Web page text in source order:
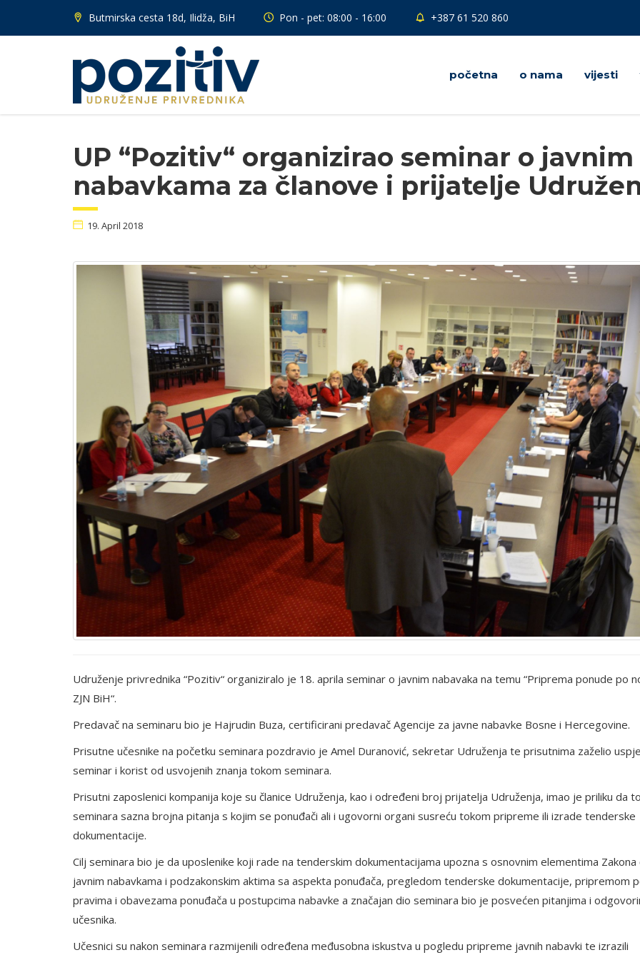
Butmirska cesta 18d, Ilidža, BiH Pon - pet: 08:00 - 16:00 +387 61 520 860
početna o nama vijesti
UP “Pozitiv“ organizirao seminar o javnim
nabavkama za članove i prijatelje
19. April 2018
Udruženje privrednika “Pozitiv“ organiziralo je 18. aprila seminar o javnim nabavaka na temu “Priprema ponude po
ZJN BiH“.
Predavač na seminaru bio je Hajrudin Buza, certificirani predavač Agencije za javne nabavke Bosne i Hercegovine.
Prisutne učesnike na početku seminara pozdravio je Amel Duranović, sekretar Udruženja te prisutnima zaželio
seminar i korist od usvojenih znanja tokom seminara.
Prisutni zaposlenici kompanija koje su članice Udruženja, kao i određeni broj prijatelja Udruženja, imao je priliku da
seminara sazna brojna pitanja s kojim se ponuđači ali i ugovorni organi susreću tokom pripreme ili izrade tenderske
dokumentacije.
Cilj seminara bio je da uposlenike koji rade na tenderskim dokumentacijama upozna s osnovnim elementima Zakona
javnim nabavkama i podzakonskim aktima sa aspekta ponuđača, pregledom tenderske dokumentacije, pripremom
pravima i obavezama ponuđača u postupcima nabavke a značajan dio seminara bio je posvećen pitanjima i
učesnika.
Učesnici su nakon seminara razmijenili određena međusobna iskustva u pogledu pripreme javnih nabavki te izrazili